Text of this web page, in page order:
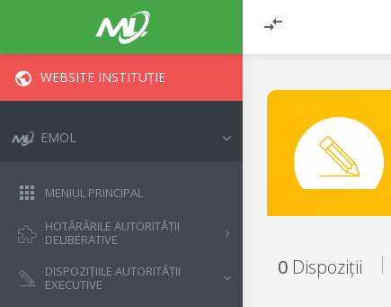
WEBSITE INSTITUȚIE
EMOL
MENIUL PRINCIPAL
HOTĂRÂRILE AUTORITĂȚII
DELIBERATIVE
DISPOZIȚIILE AUTORITĂȚII
EXECUTIVE
0 Dispoziții